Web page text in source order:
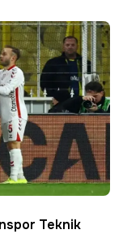
Teknik